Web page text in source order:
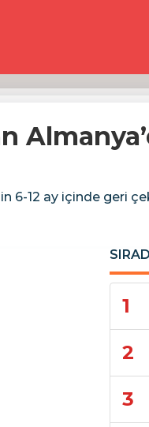
6-12 ay içinde geri
1
2
3